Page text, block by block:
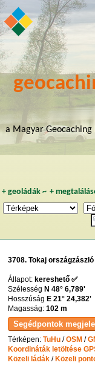
a Magyar Geocaching
+ geoládák~ +
3708. Tokaj
Állapot:kereshető ✅
SzélességN 48° 6,789'
HosszúságE 21° 24,382'
Magasság:102 m
Térképen:TuHu /OSM /
Koordináták letöltése
Közeli ládák /Közeli